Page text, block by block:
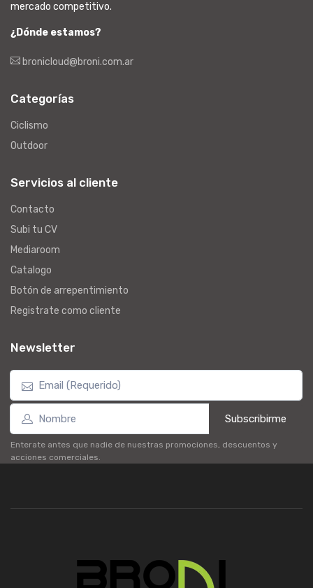
mercado competitivo.
¿Dónde estamos?
bronicloud@broni.com.ar
Categorías
Ciclismo
Outdoor
Servicios al cliente
Contacto
Subi tu CV
Mediaroom
Catalogo
Botón de arrepentimiento
Registrate como cliente
Newsletter
Subscribirme
Enterate antes que nadie de nuestras promociones, descuentos y
acciones comerciales.